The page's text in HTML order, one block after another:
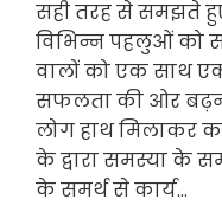
सही तरह से समझते
विभिन्न पहलुओं
वालों को एक साथ
सफलता की ओर बढ़ना
लोग हाथ मिलाकर
के द्वारा समस्या के
के समर्थ से कार्य…